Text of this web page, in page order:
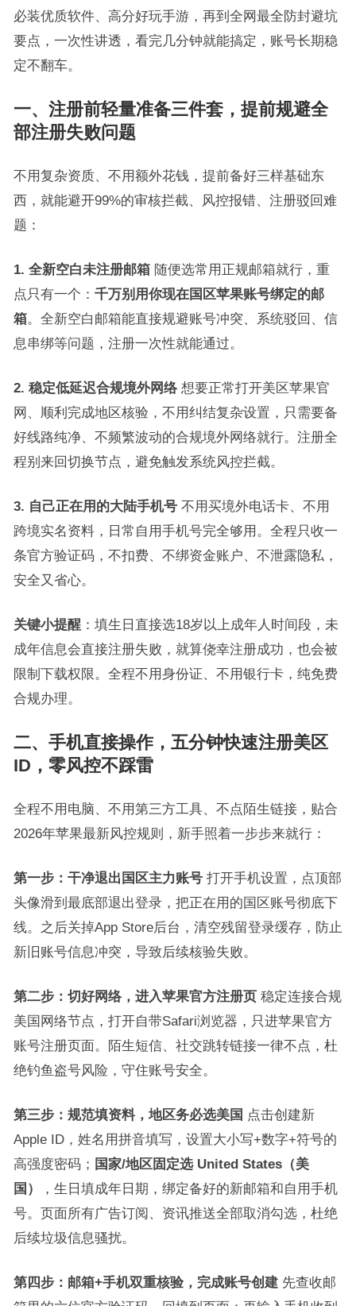
必装优质软件、高分好玩手游，再到全网最全防封避坑
要点，一次性讲透，看完几分钟就能搞定，账号长期稳
定不翻车。
一、注册前轻量准备三件套，提前规避全
部注册失败问题
不用复杂资质、不用额外花钱，提前备好三样基础东
西，就能避开99%的审核拦截、风控报错、注册驳回难
题：
1. 全新空白未注册邮箱随便选常用正规邮箱就行，重
点只有一个： 千万别用你现在国区苹果账号绑定的邮
箱。全新空白邮箱能直接规避账号冲突、系统驳回、信
息串绑等问题，注册一次性就能通过。
2. 稳定低延迟合规境外网络想要正常打开美区苹果官
网、顺利完成地区核验，不用纠结复杂设置，只需要备
好线路纯净、不频繁波动的合规境外网络就行。注册全
程别来回切换节点，避免触发系统风控拦截。
3. 自己正在用的大陆手机号不用买境外电话卡、不用
跨境实名资料，日常自用手机号完全够用。全程只收一
条官方验证码，不扣费、不绑资金账户、不泄露隐私，
安全又省心。
关键小提醒：填生日直接选18岁以上成年人时间段，未
成年信息会直接注册失败，就算侥幸注册成功，也会被
限制下载权限。全程不用身份证、不用银行卡，纯免费
合规办理。
二、手机直接操作，五分钟快速注册美区
ID，零风控不踩雷
全程不用电脑、不用第三方工具、不点陌生链接，贴合
2026年苹果最新风控规则，新手照着一步步来就行：
第一步：干净退出国区主力账号打开手机设置，点顶部
头像滑到最底部退出登录，把正在用的国区账号彻底下
线。之后关掉App Store后台，清空残留登录缓存，防止
新旧账号信息冲突，导致后续核验失败。
第二步：切好网络，进入苹果官方注册页稳定连接合规
美国网络节点，打开自带Safari浏览器，只进苹果官方
账号注册页面。陌生短信、社交跳转链接一律不点，杜
绝钓鱼盗号风险，守住账号安全。
第三步：规范填资料，地区务必选美国 点击创建新
Apple ID，姓名用拼音填写，设置大小写+数字+符号的
高强度密码； 国家/地区固定选 United States（美
国）
，生日填成年日期，绑定备好的新邮箱和自用手机
号。页面所有广告订阅、资讯推送全部取消勾选，杜绝
后续垃圾信息骚扰。
第四步：邮箱+手机双重核验，完成账号创建先查收邮